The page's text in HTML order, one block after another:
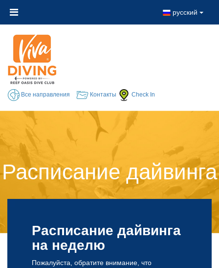
русский
Все направления Контакты Check In
Расписание дайвинга
Расписание дайвинга
на неделю
Пожалуйста, обратите внимание, что